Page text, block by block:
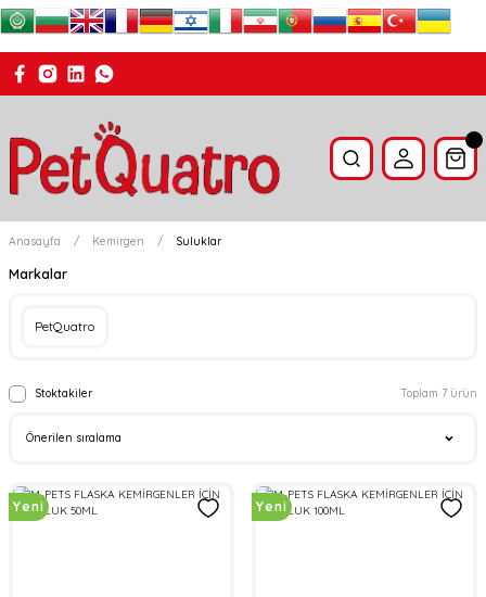
Anasayfa Kemirgen Suluklar
Markalar
PetQuatro
Stoktakiler Toplam 7 ürün
Yeni Yeni